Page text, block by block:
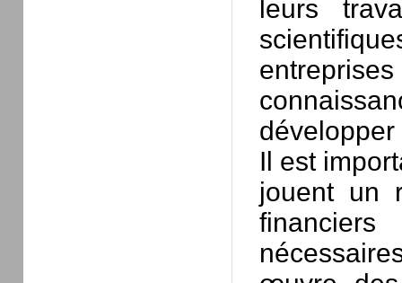
leurs
Il est
jouent un
financiers